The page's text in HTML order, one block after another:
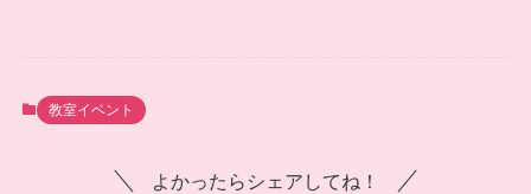
教室イベント
よかったらシェアしてね！